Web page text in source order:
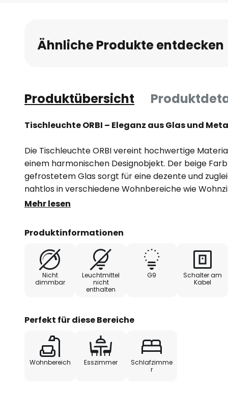
Bildgalerie
springen
Ähnliche Produkte entdecken
Produktübersicht
Tischleuchte ORBI – Eleganz aus Glas und
Die Tischleuchte ORBI vereint hochwertige
einem harmonischen Designobjekt. Der beige
gefrostetem Glas sorgt für eine dezente und
nahtlos in verschiedene Wohnbereiche wie
Schlafzimmer einfügt. Die sorgfältige
jedem Raum. Die ausgewogene
Farbgebung schaffen eine angenehme
als auch inspirierend wirken kann. Ein
anspruchsvolle Wohnkonzepte.
Mehr lesen
Produktinformationen
Nicht
dimmbar
Leuchtmittel
nicht
enthalten
G9
Schalter am
Kabel
Perfekt für diese Bereiche
Wohnbereich Esszimmer
Schlafzimme
r